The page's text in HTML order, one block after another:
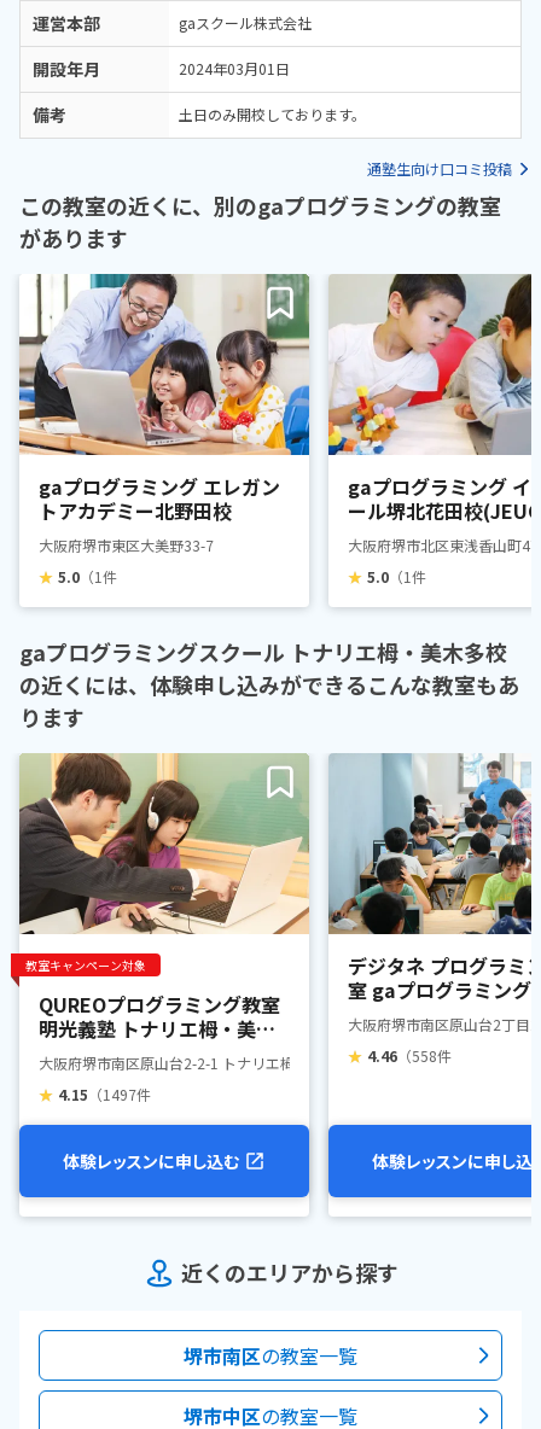
運営本部 gaスクール株式会社
開設年月 2024年03月01日
備考 土日のみ開校しております。
通塾生向け口コミ投稿
この教室の近くに、別のgaプログラミングの教室
があります
gaプログラミング エレガン
トアカデミー北野田校
大阪府堺市東区大美野33-7
★ 5.0 （1件
gaプログラミング イ
ール堺北花田校
ルチャーセンター内)
大阪府堺市北区東浅香山町4
★ 5.0 （1件
gaプログラミングスクール トナリエ栂・美木多校
の近くには、体験申し込みができるこんな教室もあ
ります
教室キャンペーン対象
QUREOプログラミング教室
明光義塾 トナリエ栂・美木
多教室
大阪府堺市南区原山台2-2-1 トナリエ栂・美木多 1F
★ 4.15 （1497件
体験レッスンに申し込む
デジタネ プログラミ
室 gaプログラミング
ル トナリエ栂・美木
大阪府堺市南区原山台2丁目
★ 4.46 （558件
体験レッスンに申し込
近くのエリアから探す
堺市南区の教室一覧
堺市中区の教室一覧